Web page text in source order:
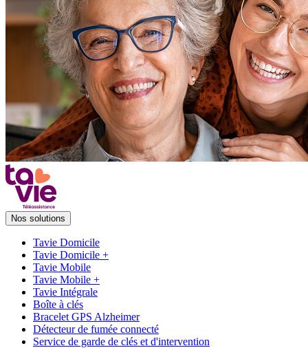
Nos solutions
Tavie Domicile
Tavie Domicile +
Tavie Mobile
Tavie Mobile +
Tavie Intégrale
Boîte à clés
Bracelet GPS Alzheimer
Détecteur de fumée connecté
Service de garde de clés et d'intervention